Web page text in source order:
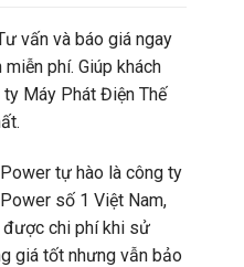
vấn và báo giá ngay
phí. Giúp khách
Máy Phát Điện Thế
tự hào là công ty
số 1 Việt Nam,
được chi phí khi sử
giá tốt nhưng vẫn bảo